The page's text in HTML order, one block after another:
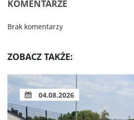
KOMENTARZE
Brak komentarzy
ZOBACZ TAKŻE:
04.08.2026